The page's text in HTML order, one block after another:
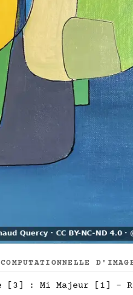
[3] : Mi Majeur [1] -